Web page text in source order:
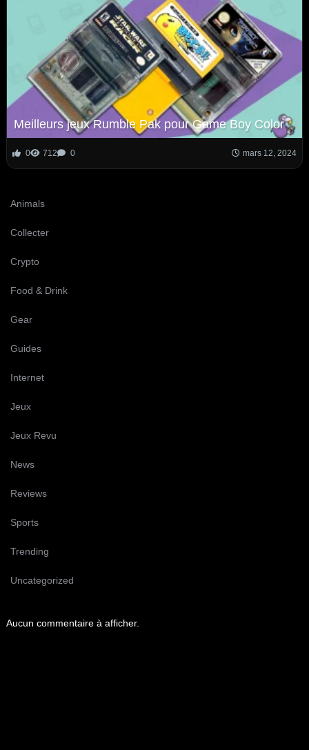
Meilleurs jeux Rumble Pak pour Game Boy Color
0 712 0 mars 12, 2024
Animals
Collecter
Crypto
Food & Drink
Gear
Guides
Internet
Jeux
Jeux Revu
News
Reviews
Sports
Trending
Uncategorized
Aucun commentaire à afficher.